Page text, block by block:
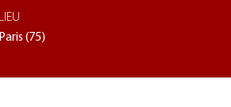
LIEU
Paris (75)